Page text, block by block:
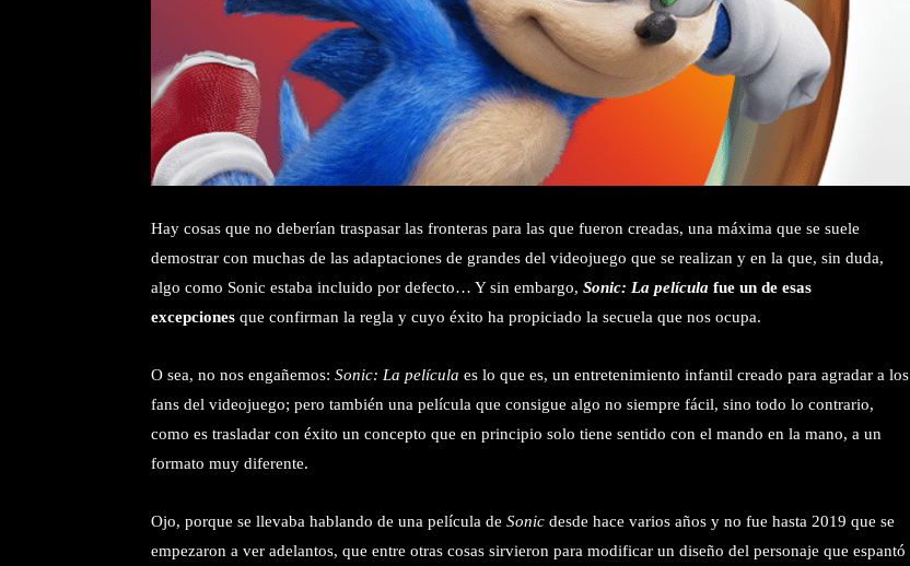
Hay cosas que no deberían traspasar las fronteras para las que fueron creadas, una máxima que se suele
demostrar con muchas de las adaptaciones de grandes del videojuego que se realizan y en la que, sin duda,
algo como Sonic estaba incluido por defecto… Y sin embargo, Sonic: La película fue un de esas
excepciones que confirman la regla y cuyo éxito ha propiciado la secuela que nos ocupa.
O sea, no nos engañemos: Sonic: La película es lo que es, un entretenimiento infantil creado para agradar a los
fans del videojuego; pero también una película que consigue algo no siempre fácil, sino todo lo contrario,
como es trasladar con éxito un concepto que en principio solo tiene sentido con el mando en la mano, a un
formato muy diferente.
Ojo, porque se llevaba hablando de una película de Sonic desde hace varios años y no fue hasta 2019 que se
empezaron a ver adelantos, que entre otras cosas sirvieron para modificar un diseño del personaje que espantó